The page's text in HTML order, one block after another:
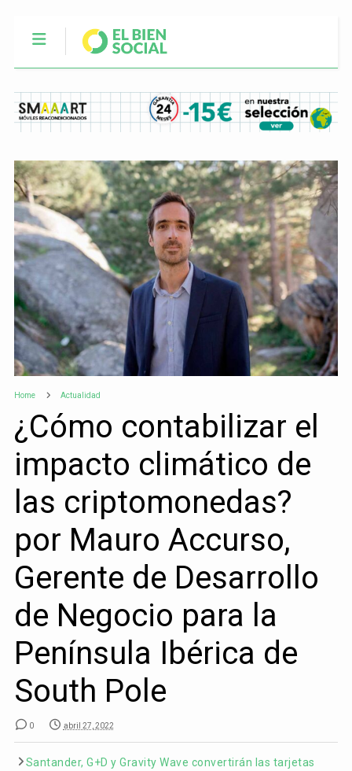
Home Actualidad
¿Cómo contabilizar el
impacto climático de
las criptomonedas?
por Mauro Accurso,
Gerente de Desarrollo
de Negocio para la
Península Ibérica de
South Pole
0 abril 27, 2022
Santander, G+D y Gravity Wave convertirán las tarjetas